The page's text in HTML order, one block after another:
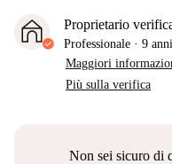
Proprietario
Professionale · 9 anni
Maggiori
Più sulla verifica
Non sei sicuro di